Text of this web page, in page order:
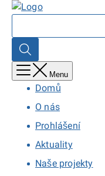
Přejít
hlavnímu
obsahu
Domů
Search
Menu
Domů
O nás
Prohlášení
Aktuality
Naše projekty